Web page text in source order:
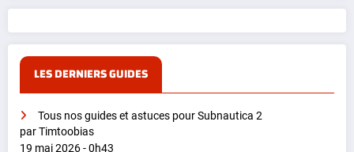
LES DERNIERS GUIDES
Tous nos guides et astuces pour Subnautica 2
par Timtoobias
19 mai 2026 - 0h43